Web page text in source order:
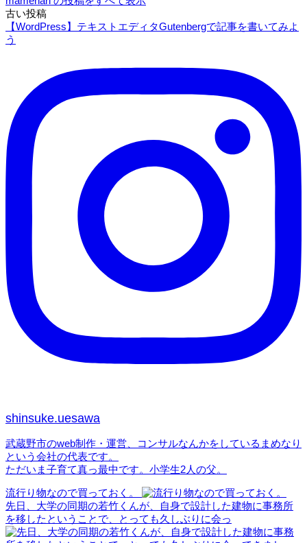
投
稿
ゲ
ー
シ
ョ
ン
古い投稿
【WordPress】テキストエディタGutenbergで記事を書いてみよ
う
shinsuke.uesawa
武蔵野市のweb制作・運営、コンサルなんかをしているまめなり
という会社の代表です。
ただいま子育て真っ最中です。小学生2人の父。
流行り物なので買っておく。
先日、大学の同期の若竹くんが、自身で設計した建物に事務所
を移したということで、とっても久しぶりに会っ